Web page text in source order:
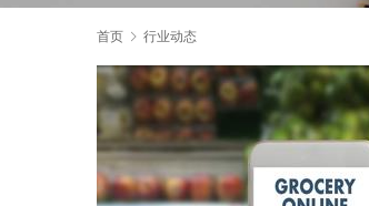
首页 行业动态